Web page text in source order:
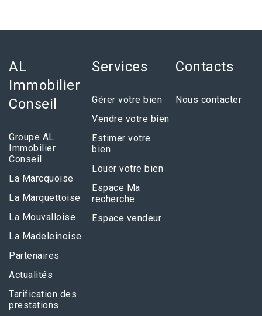
AL
Immobilier
Conseil
Groupe AL
Immobilier
Conseil
La Marcquoise
La Marquettoise
La Mouvalloise
La Madeleinoise
Partenaires
Actualités
Tarification des
prestations
Services
Gérer votre bien
Vendre votre bien
Estimer votre
bien
Louer votre bien
Espace Ma
recherche
Espace vendeur
Contacts
Nous contacter